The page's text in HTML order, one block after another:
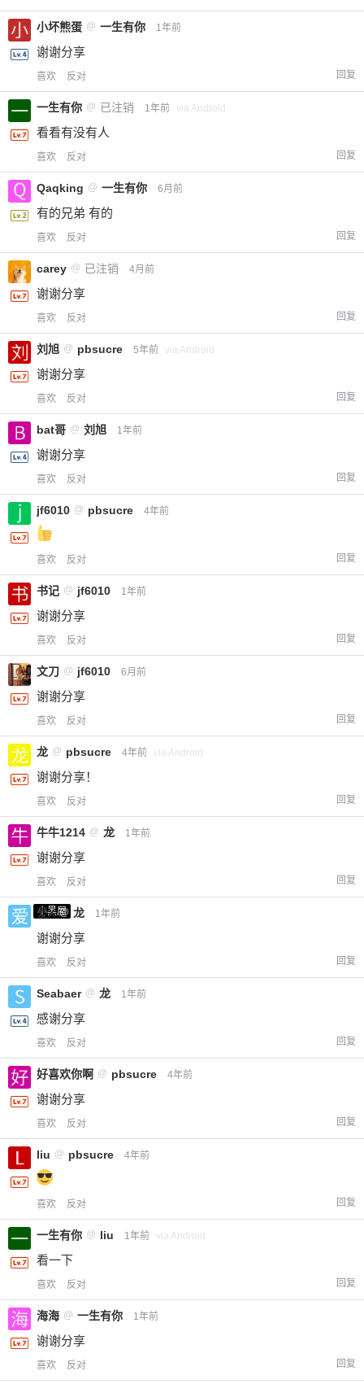
小坏熊蛋 @ 一生有你 1年前
谢谢分享
喜欢 反对 回复
一生有你 @ 已注销 1年前 via Android
看看有没有人
喜欢 反对 回复
Qaqking @ 一生有你 6月前
有的兄弟 有的
喜欢 反对 回复
carey @ 已注销 4月前
谢谢分享
喜欢 反对 回复
刘旭 @ pbsucre 5年前 via Android
谢谢分享
喜欢 反对 回复
bat哥 @ 刘旭 1年前
谢谢分享
喜欢 反对 回复
jf6010 @ pbsucre 4年前
喜欢 反对 回复
书记 @ jf6010 1年前
谢谢分享
喜欢 反对 回复
文刀 @ jf6010 6月前
谢谢分享
喜欢 反对 回复
龙 @ pbsucre 4年前 via Android
谢谢分享！
喜欢 反对 回复
牛牛1214 @ 龙 1年前
谢谢分享
喜欢 反对 回复
小黑屋
爱X @ 龙 1年前
谢谢分享
喜欢 反对 回复
Seabaer @ 龙 1年前
感谢分享
喜欢 反对 回复
好喜欢你啊 @ pbsucre 4年前
谢谢分享
喜欢 反对 回复
liu @ pbsucre 4年前
喜欢 反对 回复
一生有你 @ liu 1年前 via Android
看一下
喜欢 反对 回复
海海 @ 一生有你 1年前
谢谢分享
喜欢 反对 回复